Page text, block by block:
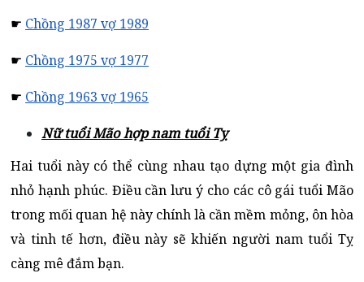
☛ Chồng 1987 vợ 1989
☛ Chồng 1975 vợ 1977
☛ Chồng 1963 vợ 1965
Nữ tuổi Mão hợp nam tuổi Tỵ
Hai tuổi này có thể cùng nhau tạo dựng một gia đình
nhỏ hạnh phúc. Điều cần lưu ý cho các cô gái tuổi Mão
trong mối quan hệ này chính là cần mềm mỏng, ôn hòa
và tinh tế hơn, điều này sẽ khiến người nam tuổi Tỵ
càng mê đắm bạn.